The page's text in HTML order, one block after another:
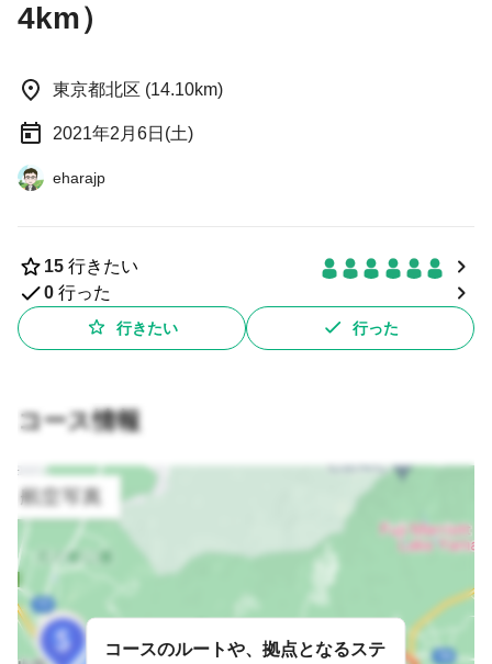
4km）
東京都北区 (14.10km)
2021年2月6日(土)
eharajp
15 行きたい
0 行った
行きたい 行った
コース情報
コースのルートや、拠点となるステ